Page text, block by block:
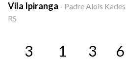
Vila Ipiranga - Padre Alois
RS
3 1 3 6